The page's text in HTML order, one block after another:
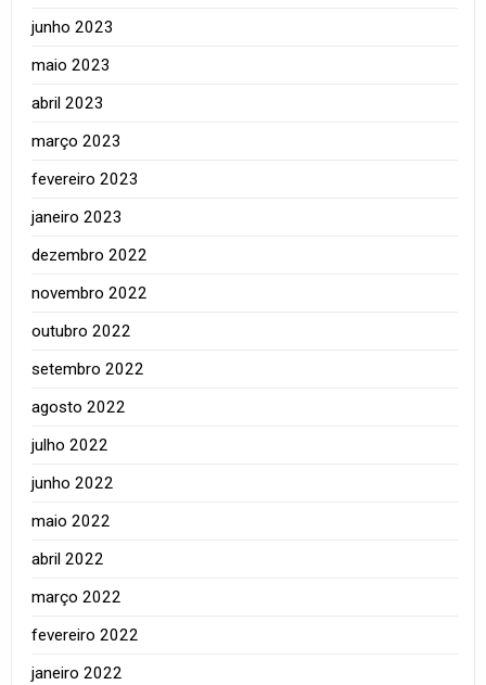
junho 2023
maio 2023
abril 2023
março 2023
fevereiro 2023
janeiro 2023
dezembro 2022
novembro 2022
outubro 2022
setembro 2022
agosto 2022
julho 2022
junho 2022
maio 2022
abril 2022
março 2022
fevereiro 2022
janeiro 2022